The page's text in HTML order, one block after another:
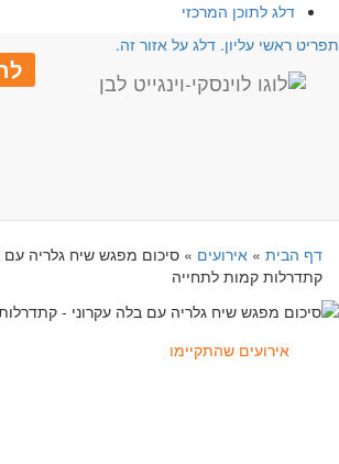
דלג לתוכן המרכזי
ראשי עליון. דלג על אזור זה.
דף הבית» אירועים» סיכום מפגש שיח גלריה עם
קתדרלות קמות לתחייה
אירועים שהתקיימו